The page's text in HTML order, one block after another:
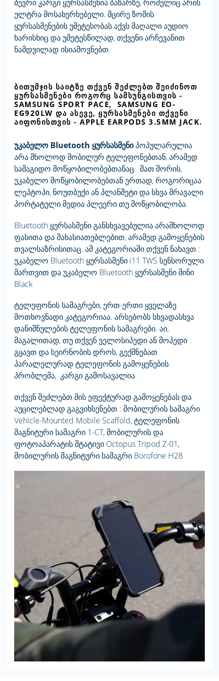
ბევრი კარგი ყურსასმენია ბაზარზე, რომელიც არის
ულტრა მოსახერხებელი. მცირე ზომის
ყურსასმენების უმეტესობას აქვს მაღალი აუდიო
ხარისხიც და უმეტესწილად, თქვენი არჩევანით
ნამდვილად ისიამოვნებთ.
ᲑᲘᲗᲣᲛᲯᲘᲡ ᲡᲐᲘᲢᲖᲔ ᲗᲥᲕᲔᲜ ᲨᲔᲫᲚᲔᲑᲗ ᲨᲔᲘᲫᲘᲜᲝᲗ
ᲧᲣᲠᲡᲐᲡᲛᲔᲜᲔᲑᲘ ᲠᲝᲒᲝᲠᲪ ᲡᲐᲛᲡᲣᲜᲒᲘᲡᲗᲕᲘᲡ -
SAMSUNG SPORT PACE, SAMSUNG EO-
EG920LW ᲓᲐ ᲐᲡᲔᲕᲔ, ᲧᲣᲠᲡᲐᲡᲛᲔᲜᲔᲑᲘ ᲗᲥᲕᲔᲜᲘ
ᲐᲘᲤᲝᲜᲘᲡᲗᲕᲘᲡ - APPLE EARPODS 3.5MM JACK.
უკაბელო Bluetooth ყურსასმენიპოპულარულია
არა მხოლოდ მობილურ ტელეფონებთან, არამედ
სამაგიდო მოწყობილობებთანაც. მათ შორის,
უკაბელო მოწყობილობებთან ერთად, როგორიცაა
ლეპტოპი, ნოუთბუქი ან პლანშეტი და სხვა მრავალი
პორტატული მედია პლეერი თუ მოწყობილობა.
Bluetooth ყურსასმენი განსხვავებულია არამხოლოდ
ფასითა და მახასიათებლებით, არამედ გამოყენების
თვალსაზრისითაც. ამ კატეგორიაში თქვენ ნახავთ :
უკაბელო Bluetooth ყურსასმენი i11 TWS სენსორული
მართვით და უკაბელო Bluetooth ყურსასმენი მინი
Black
ტელეფონის სამაგრები, ერთ-ერთი ყველაზე
მოთხოვნადი კატეგორიაა. არსებობს სხვადასხვა
დანიშნულების ტელეფონის სამაგრები. აი,
მაგალითად, თუ თქვენ ველოსიპედი ან მოპედი
გყავთ და სეირნობის დროს, გექმნებათ
პარალელურად ტელეფონის გამოყენების
პრობლემა, კარგი გამოსავალია.
თქვენ შეძლებთ მის ეფექტურად გამოყენებას და
აუცილებლად გაგვიხსენებთ : მობილურის სამაგრი
Vehicle-Mounted Mobile Scaffold, ტელეფონის
მაგნიტური სამაგრი 1-CT, მობილურის და
ფოტოაპარატის შტატივი Octopus Tripod Z-01,
მობილურის მაგნიტური სამაგრი Borofone H28